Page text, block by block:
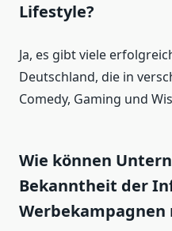
Lifestyle?
Ja, es gibt viele
Deutschland, die in
Comedy, Gaming und
Wie können
Bekanntheit der
Werbekampagnen